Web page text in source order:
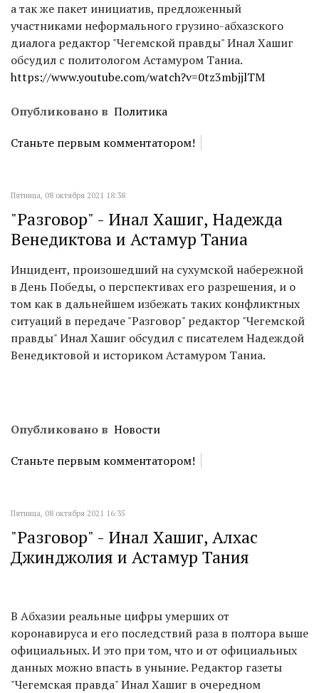
а так же пакет инициатив, предложенный
участниками неформального грузино-абхазского
диалога редактор "Чегемской правды" Инал Хашиг
обсудил с политологом Астамуром Таниа.
https://www.youtube.com/watch?v=0tz3mbjjlTM
Опубликовано в Политика
Станьте первым комментатором!
Пятница, 08 октября 2021 18:38
"Разговор" - Инал Хашиг, Надежда
Венедиктова и Астамур Таниа
Инцидент, произошедший на сухумской набережной
в День Победы, о перспективах его разрешения, и о
том как в дальнейшем избежать таких конфликтных
ситуаций в передаче "Разговор" редактор "Чегемской
правды" Инал Хашиг обсудил с писателем Надеждой
Венедиктовой и историком Астамуром Таниа.
Опубликовано в Новости
Станьте первым комментатором!
Пятница, 08 октября 2021 16:35
"Разговор" - Инал Хашиг, Алхас
Джинджолия и Астамур Тания
В Абхазии реальные цифры умерших от
коронавируса и его последствий раза в полтора выше
официальных. И это при том, что и от официальных
данных можно впасть в уныние. Редактор газеты
"Чегемская правда" Инал Хашиг в очередном